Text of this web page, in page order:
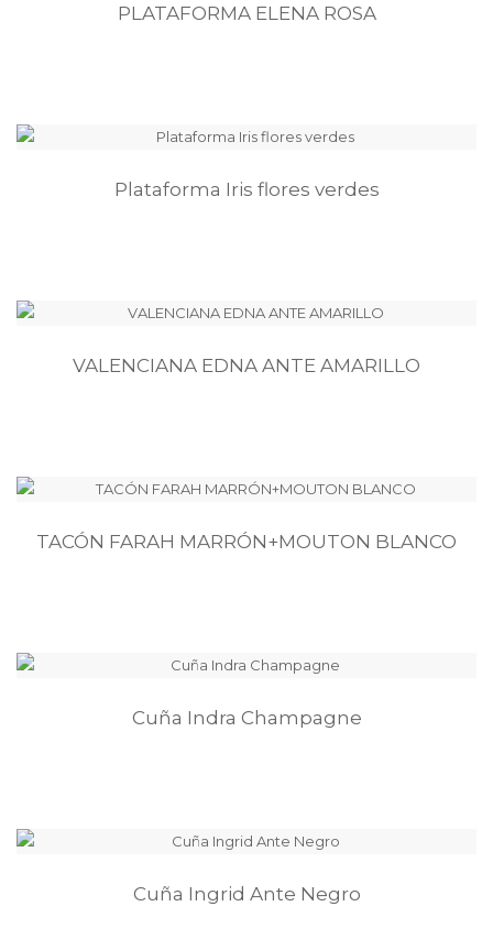
PLATAFORMA ELENA ROSA
Plataforma Iris flores verdes
VALENCIANA EDNA ANTE AMARILLO
TACÓN FARAH MARRÓN+MOUTON BLANCO
Cuña Indra Champagne
Cuña Ingrid Ante Negro